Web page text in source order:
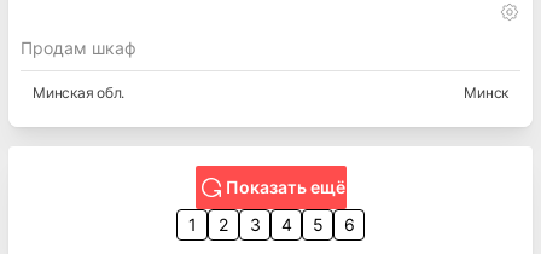
Продам шкаф
Минская обл. Минск
Показать ещё
1
2 3 4 5 6